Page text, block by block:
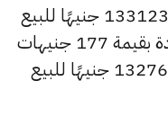
كما ارتفع سعر الاونصة ليصل إلى 133123 جنيهًا للبيع
و132234 جنيهًا للشراء، بعد زيادة بقيمة 177 جنيهات
مقارنة بالسعر السابق الذي بلغ 132767 جنيهًا للبيع